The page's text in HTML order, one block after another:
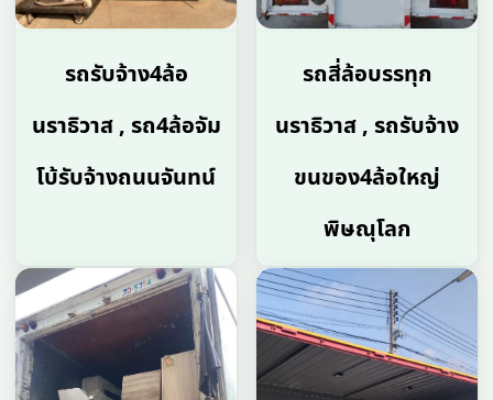
รถรับจ้าง4ล้อ
นราธิวาส , รถ4ล้อจัม
โบ้รับจ้างถนนจันทน์
รถสี่ล้อบรรทุก
นราธิวาส , รถรับจ้าง
ขนของ4ล้อใหญ่
พิษณุโลก